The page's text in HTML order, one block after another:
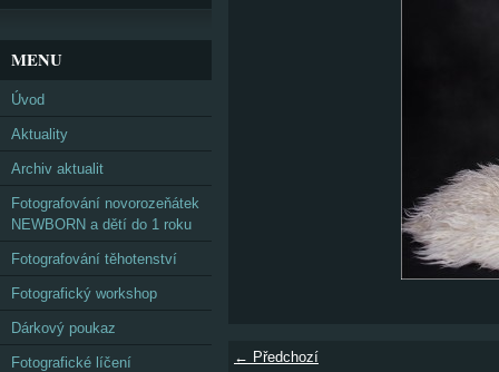
← Předchozí
MENU
Úvod
Aktuality
Archiv aktualit
Fotografování novorozeňátek
NEWBORN a dětí do 1 roku
Fotografování těhotenství
Fotografický workshop
Dárkový poukaz
Fotografické líčení